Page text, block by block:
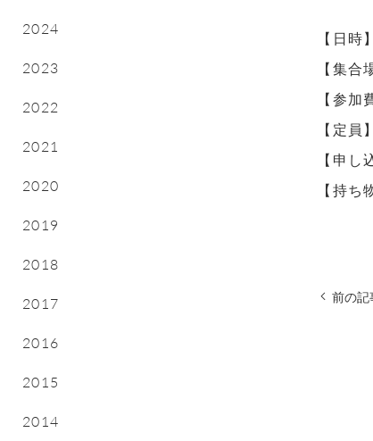
【日時】
【集
【参加
【定員】
【申
【持
前の記
2024
2023
2022
2021
2020
2019
2018
2017
2016
2015
2014